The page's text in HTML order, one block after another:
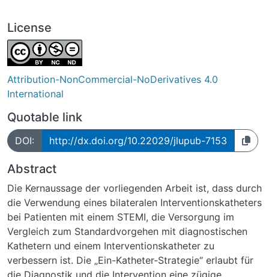
License
Attribution-NonCommercial-NoDerivatives 4.0
International
Quotable link
DOI: http://dx.doi.org/10.22029/jlupub-7153
Abstract
Die Kernaussage der vorliegenden Arbeit ist, dass durch
die Verwendung eines bilateralen Interventionskatheters
bei Patienten mit einem STEMI, die Versorgung im
Vergleich zum Standardvorgehen mit diagnostischen
Kathetern und einem Interventionskatheter zu
verbessern ist. Die „Ein-Katheter-Strategie“ erlaubt für
die Diagnostik und die Intervention eine zügige